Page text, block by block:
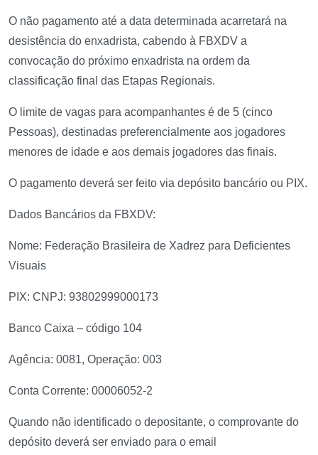
O não pagamento até a data determinada acarretará na
desistência do enxadrista, cabendo à FBXDV a
convocação do próximo enxadrista na ordem da
classificação final das Etapas Regionais.
O limite de vagas para acompanhantes é de 5 (cinco
Pessoas), destinadas preferencialmente aos jogadores
menores de idade e aos demais jogadores das finais.
O pagamento deverá ser feito via depósito bancário ou PIX.
Dados Bancários da FBXDV:
Nome: Federação Brasileira de Xadrez para Deficientes
Visuais
PIX: CNPJ: 93802999000173
Banco Caixa – código 104
Agência: 0081, Operação: 003
Conta Corrente: 00006052-2
Quando não identificado o depositante, o comprovante do
depósito deverá ser enviado para o email